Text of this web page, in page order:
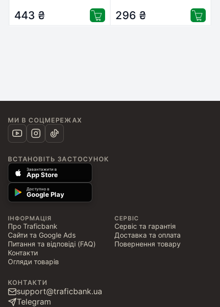
443 ₴ 296 ₴
МИ В СОЦМЕРЕЖАХ
ВСТАНОВІТЬ ЗАСТОСУНОК
Завантажити в
App Store
Доступно в
Google Play
ІНФОРМАЦІЯ
Про Traficbank
Сайти та Google Ads
Питання та відповіді (FAQ)
Контакти
Огляди товарів
СЕРВІС
Сервіс та гарантія
Доставка та оплата
Повернення товару
КОНТАКТИ
support@traficbank.ua
Telegram